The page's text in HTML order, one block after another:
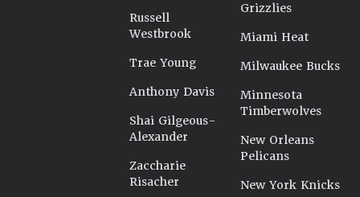
Russell
Westbrook
Trae Young
Anthony Davis
Shai Gilgeous-
Alexander
Zaccharie
Risacher
Grizzlies
Miami Heat
Milwaukee Bucks
Minnesota
Timberwolves
New Orleans
Pelicans
New York Knicks